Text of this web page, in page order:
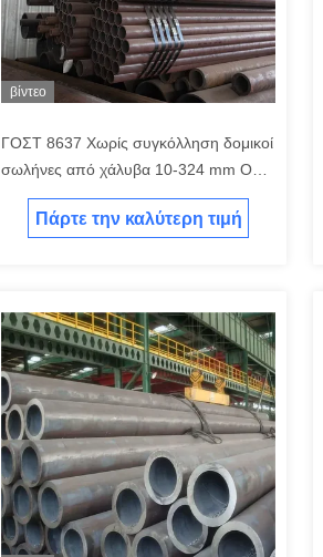
βίντεο
ΓΟΣΤ 8637 Χωρίς συγκόλληση δομικοί
σωλήνες από χάλυβα 10-324 mm OD
Για σκοπούς δομής
Πάρτε την καλύτερη τιμή